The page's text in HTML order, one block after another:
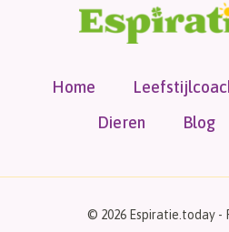
Home
Dieren
Blog
© 2026 Espiratie.today -